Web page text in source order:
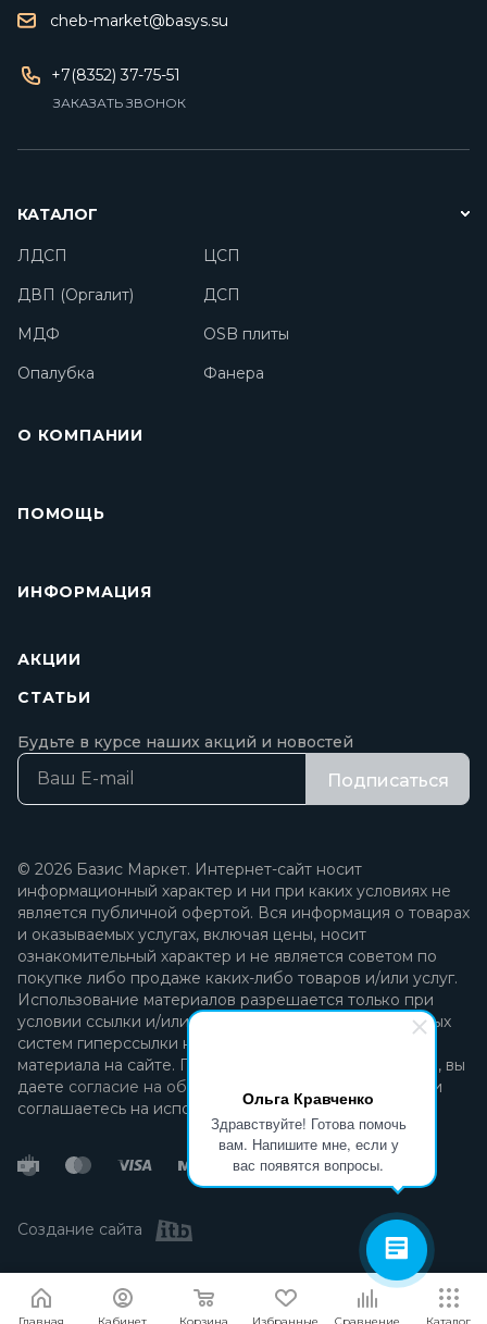
Ольга Кравченко
Здравствуйте! Готова помочь
вам. Напишите мне, если у
вас появятся вопросы.
cheb-market@basys.su
+7(8352) 37-75-51
ЗАКАЗАТЬ ЗВОНОК
КАТАЛОГ
ЛДСП
ЦСП
ДВП (Оргалит)
ДСП
МДФ
OSB плиты
Опалубка
Фанера
О КОМПАНИИ
ПОМОЩЬ
ИНФОРМАЦИЯ
АКЦИИ
СТАТЬИ
Будьте в курсе наших акций и новостей
Подписаться
© 2026 Базис Маркет. Интернет-сайт носит
информационный характер и ни при каких условиях не
является публичной офертой. Вся информация о товарах
и оказываемых услугах, включая цены, носит
ознакомительный характер и не является советом по
покупке либо продаже каких-либо товаров и/или услуг.
Использование материалов разрешается только при
условии ссылки и/или прямой открытой для поисковых
систем гиперссылки на непосредственный адрес
материала на сайте. Продолжая пользоваться сайтом, вы
даете согласие на обработку персональных данных
и
соглашаетесь на использование файлов cookie.
Создание сайта
Мы используем файлы cookie. Подробнее Я согласен